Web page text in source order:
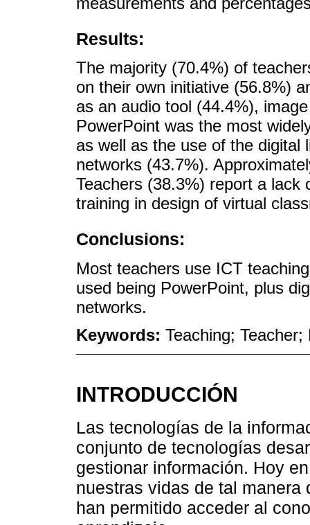
Results:
The majority (70.4%) of
on their own initiative (56.8%)
as an audio tool (44.4%),
PowerPoint was the most
as well as the use of the digital
networks (43.7%).
Teachers (38.3%) report a lack
training in design of virtual
Conclusions:
Most teachers use ICT
used being PowerPoint, plus
networks.
Keywords: Teaching; Teacher;
INTRODUCCIÓN
Las tecnologías de la
conjunto de tecnologías
gestionar información. Hoy
nuestras vidas de tal manera
han permitido acceder al